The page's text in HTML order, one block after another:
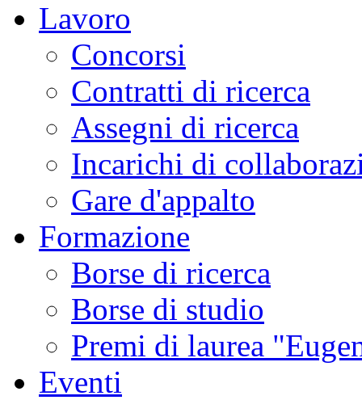
Lavoro
Concorsi
Contratti di ricerca
Assegni di ricerca
Incarichi di
Gare d'appalto
Formazione
Borse di ricerca
Borse di studio
Premi di laurea
Eventi